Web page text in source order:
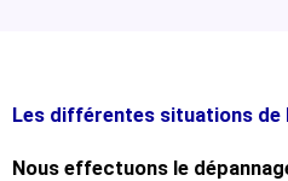
Les différentes situations
Nous effectuons le